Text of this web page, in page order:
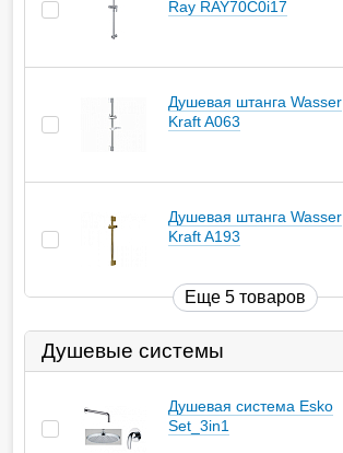
Ray RAY70C0i17
Душевая штанга Wasser
Kraft A063
Душевая штанга Wasser
Kraft A193
Еще 5 товаров
Душевые системы
Душевая система Esko
Set_3in1